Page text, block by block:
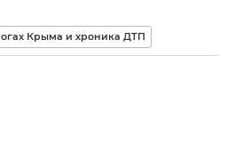
Крыма и хроника ДТП